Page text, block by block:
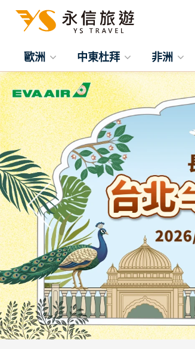
歐洲 中東杜拜 非洲
往前